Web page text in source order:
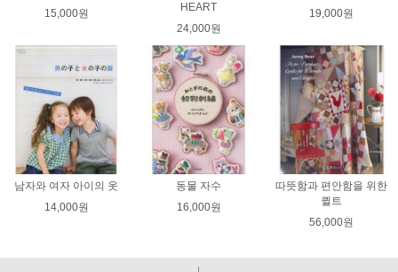
15,000원
HEART
24,000원
19,000원
남자와 여자 아이의 옷
14,000원
동물 자수
16,000원
따뜻함과 편안함을 위한
퀼트
56,000원